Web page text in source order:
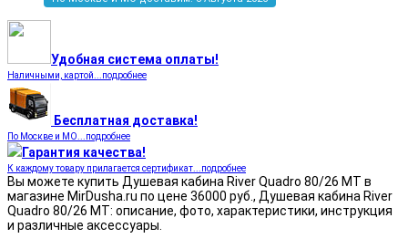
Удобная система оплаты!
Наличными, картой...подробнее
Бесплатная доставка!
По Москве и МО...подробнее
Гарантия качества!
К каждому товару прилагается сертификат...подробнее
Вы можете купить Душевая кабина River Quadro 80/26 МТ в
магазине MirDusha.ru по цене 36000 руб., Душевая кабина River
Quadro 80/26 МТ: описание, фото, характеристики, инструкция
и различные аксессуары.